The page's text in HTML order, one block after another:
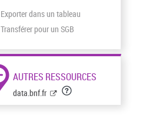
Exporter dans un tableau
Transférer pour un SGB
AUTRES RESSOURCES
data.bnf.fr